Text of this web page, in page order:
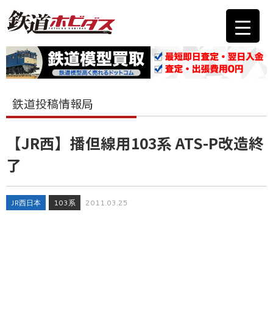
鉄道投稿情報局
【JR西】播但線用103系 ATS-P改造終
了
JR西日本 103系 2011.03.25